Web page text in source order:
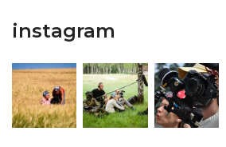
instagram